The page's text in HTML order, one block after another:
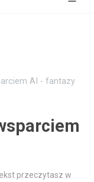
AI - fantazy
przeczytasz w